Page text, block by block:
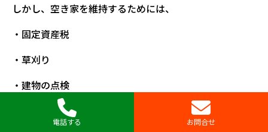
しかし、空き家を維持するためには、
・固定資産税
・草刈り
・建物の点検
電話する お問合せ